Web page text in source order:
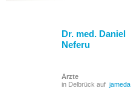
Dr. med. Daniel
Neferu
Ärzte
in Delbrück auf jameda